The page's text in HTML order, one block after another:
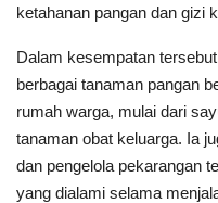
ketahanan pangan dan gizi
Dalam kesempatan
berbagai tanaman pangan
rumah warga, mulai dari
tanaman obat keluarga. Ia
dan pengelola pekarangan
yang dialami selama